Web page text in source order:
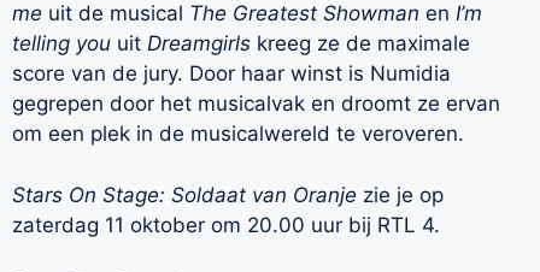
me uit de musical The Greatest Showman en I’m
telling you uit Dreamgirls kreeg ze de maximale
score van de jury. Door haar winst is Numidia
gegrepen door het musicalvak en droomt ze ervan
om een plek in de musicalwereld te veroveren.
Stars On Stage: Soldaat van Oranje zie je op
zaterdag 11 oktober om 20.00 uur bij RTL 4.